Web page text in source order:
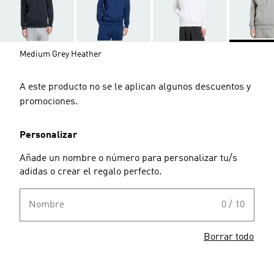
Medium Grey Heather
A este producto no se le aplican algunos descuentos y
promociones.
Personalizar
Añade un nombre o número para personalizar tu/s
adidas o crear el regalo perfecto.
Nombre 0 / 10
Borrar todo